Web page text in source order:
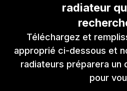
radiateur
Téléchargez et
approprié ci-dessous et
radiateurs préparera un
pour